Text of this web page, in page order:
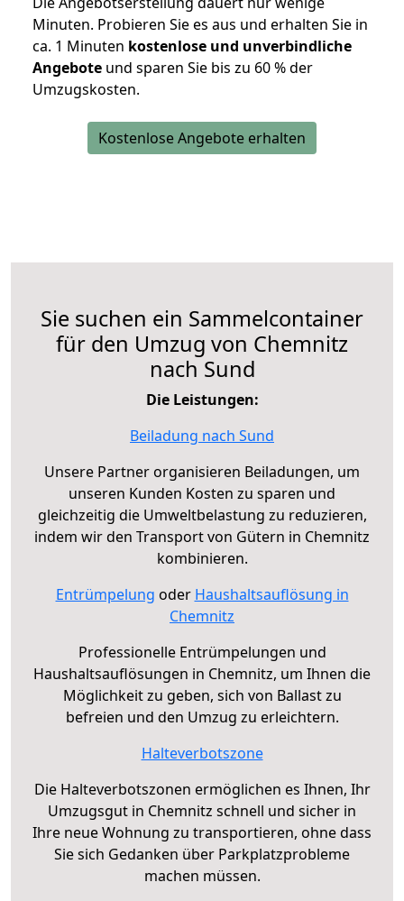
Minuten. Probieren Sie es aus und erhalten Sie in
ca. 1 Minuten kostenlose und unverbindliche
Angebote und sparen Sie bis zu 60 % der
Umzugskosten.
Kostenlose Angebote erhalten
Sie suchen ein Sammelcontainer
für den Umzug von Chemnitz
nach Sund
Die Leistungen:
Beiladung nach Sund
Unsere Partner organisieren Beiladungen, um
unseren Kunden Kosten zu sparen und
gleichzeitig die Umweltbelastung zu reduzieren,
indem wir den Transport von Gütern in Chemnitz
kombinieren.
Entrümpelung oder Haushaltsauflösung in
Chemnitz
Professionelle Entrümpelungen und
Haushaltsauflösungen in Chemnitz, um Ihnen die
Möglichkeit zu geben, sich von Ballast zu
befreien und den Umzug zu erleichtern.
Halteverbotszone
Die Halteverbotszonen ermöglichen es Ihnen, Ihr
Umzugsgut in Chemnitz schnell und sicher in
Ihre neue Wohnung zu transportieren, ohne dass
Sie sich Gedanken über Parkplatzprobleme
machen müssen.